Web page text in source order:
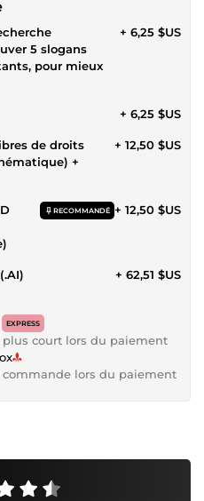
5 slogans
pour mieux
+ 6,25 $US
+ 6,25 $US
de droits
+
+ 12,50 $US
RECOMMANDÉ + 12,50 $US
+ 62,51 $US
EXPRESS
court lors du paiement
commande lors du paiement